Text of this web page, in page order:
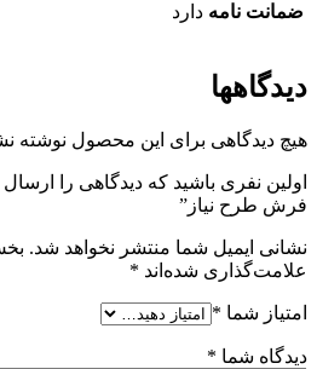
ضمانت نامه دارد
دیدگاهها
هیچ دیدگاهی برای این محصول نوشته
اولین نفری باشید که دیدگاهی را
فرش طرح نیاز”
نشانی ایمیل شما منتشر نخواهد شد.
علامت‌گذاری شده‌اند *
امتیاز شما *
دیدگاه شما *